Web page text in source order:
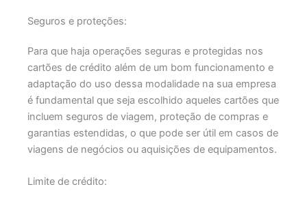
Seguros e proteções:
Para que haja operações seguras e protegidas nos
cartões de crédito além de um bom funcionamento e
adaptação do uso dessa modalidade na sua empresa
é fundamental que seja escolhido aqueles cartões que
incluem seguros de viagem, proteção de compras e
garantias estendidas, o que pode ser útil em casos de
viagens de negócios ou aquisições de equipamentos.
Limite de crédito: